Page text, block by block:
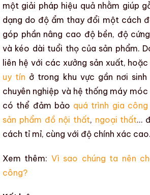
một giải pháp hiệu quả nhằm giúp
dạng do độ ẩm thay đổi một cách
góp phần nâng cao độ bền, độ cứng
và kéo dài tuổi thọ của sản phẩm.
liên hệ với các xưởng sản xuất, hoặc
uy tín ở trong khu vực gần nơi
chuyên nghiệp và hệ thống máy
có thể đảm bảo quá trình gia công
sản phẩm đồ nội thất, ngoại thất…
cách tỉ mỉ, cùng với độ chính xác cao.
Xem thêm: Vì sao chúng ta nên
công?